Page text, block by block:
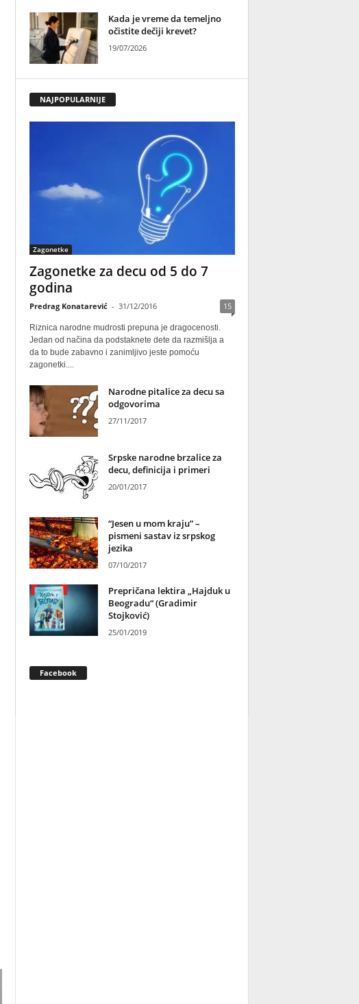
Kada je vreme da temeljno
očistite dečiji krevet?
19/07/2026
NAJPOPULARNIJE
Zagonetke
Zagonetke za decu od 5 do 7
godina
Predrag Konatarević - 31/12/2016 15
Riznica narodne mudrosti prepuna je dragocenosti.
Jedan od načina da podstaknete dete da razmišlja a
da to bude zabavno i zanimljivo jeste pomoću
zagonetki....
Narodne pitalice za decu sa
odgovorima
27/11/2017
Srpske narodne brzalice za
decu, definicija i primeri
20/01/2017
“Jesen u mom kraju” –
pismeni sastav iz srpskog
jezika
07/10/2017
Prepričana lektira „Hajduk u
Beogradu“ (Gradimir
Stojković)
25/01/2019
Facebook